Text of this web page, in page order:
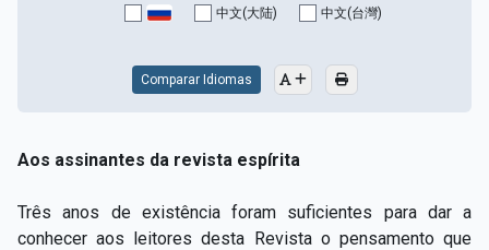
中文(大陆) 中文(台灣)
Comparar Idiomas
Aos assinantes da revista espírita
Três anos de existência foram suficientes para dar a
conhecer aos leitores desta Revista o pensamento que